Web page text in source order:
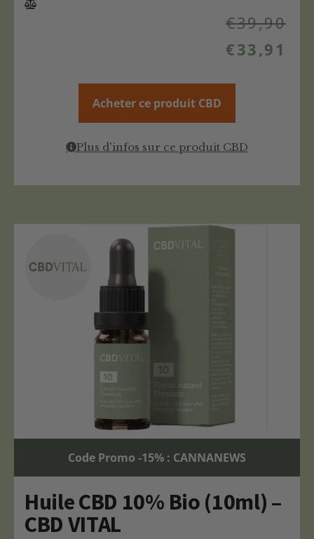
€39,90
€33,91
Acheter ce produit CBD
Plus d'infos sur ce produit CBD
Code Promo -15% : CANNANEWS
Huile CBD 10% Bio (10ml) –
CBD VITAL